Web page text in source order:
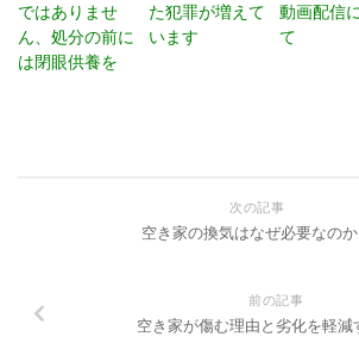
ではありませ
ん、処分の前に
は閉眼供養を
た犯罪が増えて
います
動画配信
て
次の記事
空き家の換気はなぜ必要なのか
前の記事
空き家が傷む理由と劣化を軽減